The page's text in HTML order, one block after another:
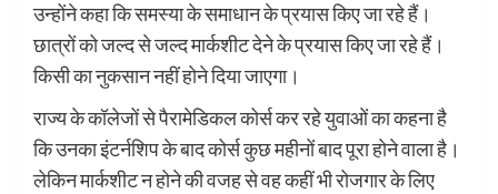
उन्होंने कहा कि समस्या के समाधान के प्रयास किए जा रहे हैं।
छात्रों को जल्द से जल्द मार्कशीट देने के प्रयास किए जा रहे हैं।
किसी का नुकसान नहीं होने दिया जाएगा।
राज्य के कॉलेजों से पैरामेडिकल कोर्स कर रहे युवाओं का कहना है
कि उनका इंटर्नशिप के बाद कोर्स कुछ महीनों बाद पूरा होने वाला है।
लेकिन मार्कशीट न होने की वजह से वह कहीं भी रोजगार के लिए